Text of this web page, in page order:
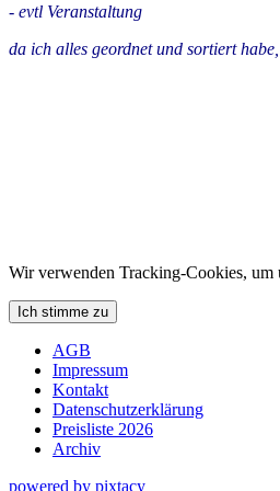
- evtl Veranstaltung
da ich alles geordnet und sortiert
Wir verwenden Tracking-Cookies, um
Ich stimme zu
AGB
Impressum
Kontakt
Datenschutzerklärung
Preisliste 2026
Archiv
powered by pixtacy